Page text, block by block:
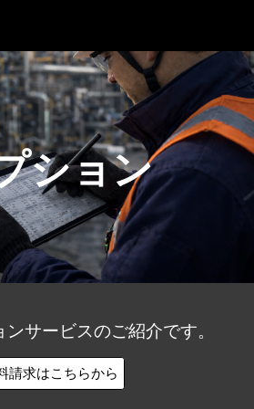
ション
サービスのご紹介です。
請求はこちらから